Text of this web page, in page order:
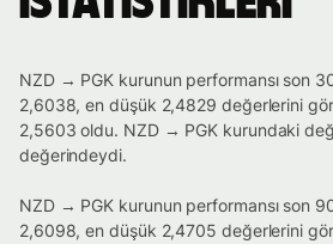
NZD → PGK kurunun performansı son
2,6038, en düşük 2,4829 değerlerini
2,5603 oldu. NZD → PGK kurundaki
değerindeydi.
NZD → PGK kurunun performansı son
2,6098, en düşük 2,4705 değerlerini